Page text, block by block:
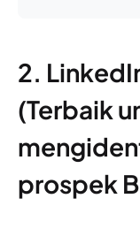
2.
(Terbaik
prospek